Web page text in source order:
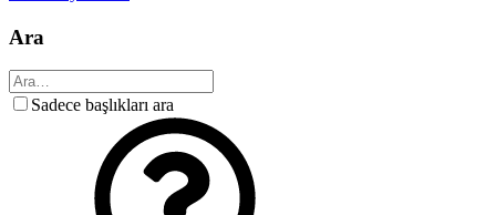
Ara
Sadece başlıkları ara